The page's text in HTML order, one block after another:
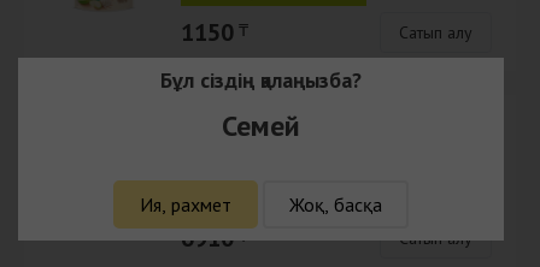
1150 ₸ Сатып алу
Nestle NESTOGEN 3 JNPB081 4 (3 x 300
6703 ₸ с учётом кешбэка
6910 ₸ Сатып алу
Бұл сіздің қалаңызба?
Семей
Ия, рахмет Жоқ, басқа